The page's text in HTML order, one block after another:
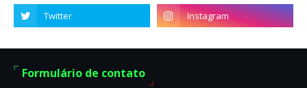
Formulário de contato